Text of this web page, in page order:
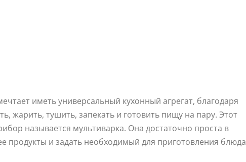
иметь универсальный кухонный агрегат, благодаря
жарить, тушить, запекать и готовить пищу на пару. Этот
называется мультиварка. Она достаточно проста в
продукты и задать необходимый для приготовления блюда